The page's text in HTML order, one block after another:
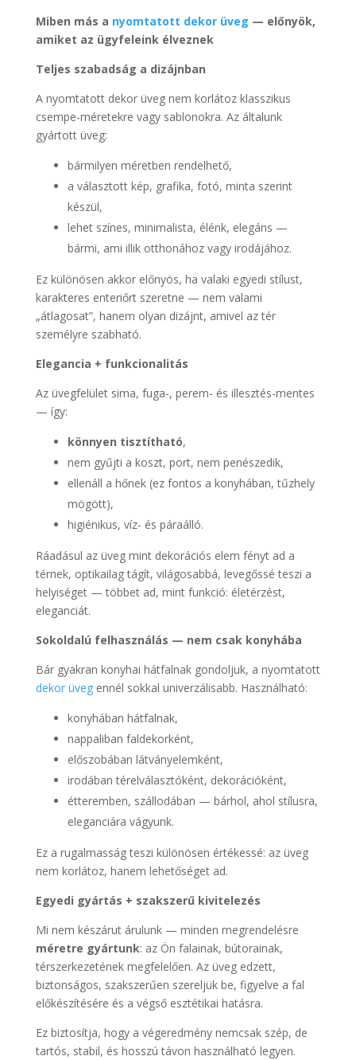
Miben más a nyomtatott dekor üveg — előnyök,
amiket az ügyfeleink élveznek
Teljes szabadság a dizájnban
A nyomtatott dekor üveg nem korlátoz klasszikus
csempe-méretekre vagy sablonokra. Az általunk
gyártott üveg:
bármilyen méretben rendelhető,
a választott kép, grafika, fotó, minta szerint
készül,
lehet színes, minimalista, élénk, elegáns —
bármi, ami illik otthonához vagy irodájához.
Ez különösen akkor előnyös, ha valaki egyedi stílust,
karakteres enteriőrt szeretne — nem valami
„átlagosat”, hanem olyan dizájnt, amivel az tér
személyre szabható.
Elegancia + funkcionalitás
Az üvegfelület sima, fuga-, perem- és illesztés-mentes
— így:
könnyen tisztítható,
nem gyűjti a koszt, port, nem penészedik,
ellenáll a hőnek (ez fontos a konyhában, tűzhely
mögött),
higiénikus, víz- és páraálló.
Ráadásul az üveg mint dekorációs elem fényt ad a
térnek, optikailag tágít, világosabbá, levegőssé teszi a
helyiséget — többet ad, mint funkció: életérzést,
eleganciát.
Sokoldalú felhasználás — nem csak konyhába
Bár gyakran konyhai hátfalnak gondoljuk, a nyomtatott
dekor üvegennél sokkal univerzálisabb. Használható:
konyhában hátfalnak,
nappaliban faldekorként,
előszobában látványelemként,
irodában térelválasztóként, dekorációként,
étteremben, szállodában — bárhol, ahol stílusra,
eleganciára vágyunk.
Ez a rugalmasság teszi különösen értékessé: az üveg
nem korlátoz, hanem lehetőséget ad.
Egyedi gyártás + szakszerű kivitelezés
Mi nem készárut árulunk — minden megrendelésre
méretre gyártunk: az Ön falainak, bútorainak,
térszerkezetének megfelelően. Az üveg edzett,
biztonságos, szakszerűen szereljük be, figyelve a fal
előkészítésére és a végső esztétikai hatásra.
Ez biztosítja, hogy a végeredmény nemcsak szép, de
tartós, stabil, és hosszú távon használható legyen.